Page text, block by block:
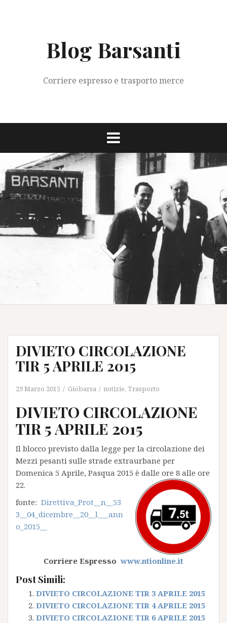
Blog Barsanti
Corriere espresso e trasporto merce
DIVIETO CIRCOLAZIONE
TIR 5 APRILE 2015
29 Marzo 2015 Giobarsa notizie, Trasporto
DIVIETO CIRCOLAZIONE
TIR 5 APRILE 2015
Il blocco previsto dalla legge per la circolazione dei
Mezzi pesanti sulle strade extraurbane per
Domenica 5 Aprile, Pasqua 2015 è dalle ore 8 alle ore
22.
fonte: Direttiva_Prot__n__53
3__04_dicembre__20__l___ann
o_2015__
Corriere Espresso www.ntionline.it
Post Simili:
DIVIETO CIRCOLAZIONE TIR 3 APRILE 2015
DIVIETO CIRCOLAZIONE TIR 4 APRILE 2015
DIVIETO CIRCOLAZIONE TIR 6 APRILE 2015